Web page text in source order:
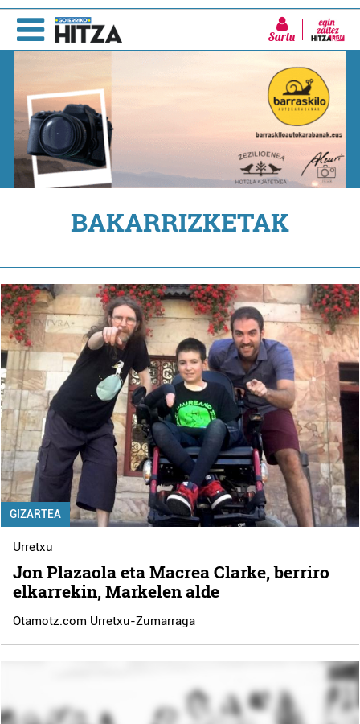
Sartu
BAKARRIZKETAK
GIZARTEA
Urretxu
Jon Plazaola eta Macrea Clarke, berriro
elkarrekin, Markelen alde
Otamotz.com Urretxu-Zumarraga